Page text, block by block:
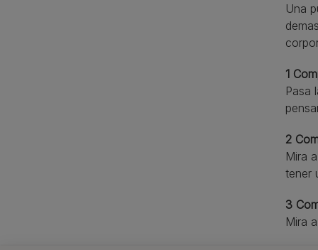
Una
1
Pasa
2
Mira
tener
3
Mira